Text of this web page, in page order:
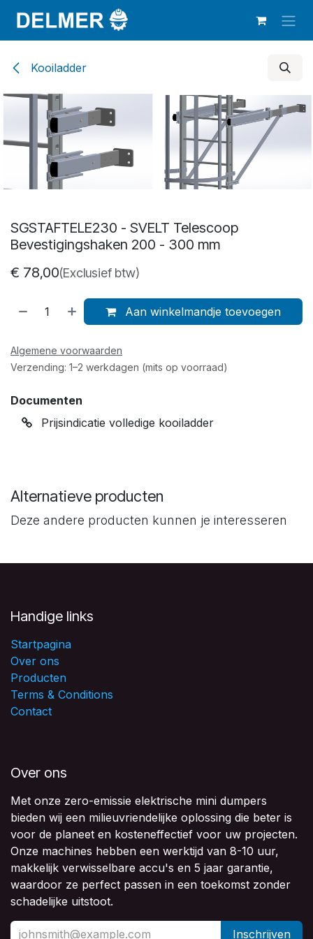
Overslaan naar inhoud
Kooiladder
SGSTAFTELE230 - SVELT Telescoop
Bevestigingshaken 200 - 300 mm
€ 78,00(Exclusief btw)
Aan winkelmandje toevoegen
Algemene voorwaarden
Verzending: 1–2 werkdagen (mits op voorraad)
Documenten
Prijsindicatie volledige kooiladder
Alternatieve producten
Deze andere producten kunnen je interesseren
Handige links
Startpagina
Over ons
Producten
Terms & Conditions
Contact
Over ons
Met onze zero-emissie elektrische mini dumpers
bieden wij een milieuvriendelijke oplossing die beter is
voor de planeet en kosteneffectief voor uw projecten.
Onze machines hebben een werktijd van 8-10 uur,
makkelijk verwisselbare accu's en 5 jaar garantie,
waardoor ze perfect passen in een toekomst zonder
schadelijke uitstoot.
Inschrijven